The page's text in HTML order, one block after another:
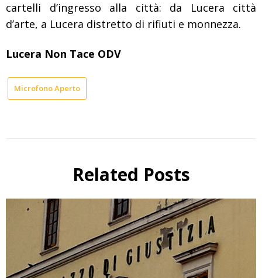
cartelli d’ingresso alla città: da Lucera città
d’arte, a Lucera distretto di rifiuti e monnezza.
Lucera Non Tace ODV
Microfono Aperto
Related Posts